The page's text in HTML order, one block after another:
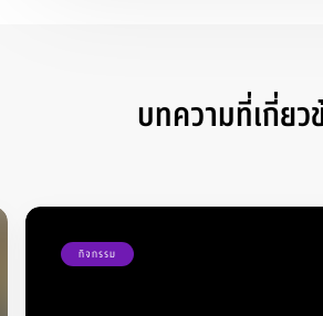
บทความที่เกี่ยว
กิจกรรม